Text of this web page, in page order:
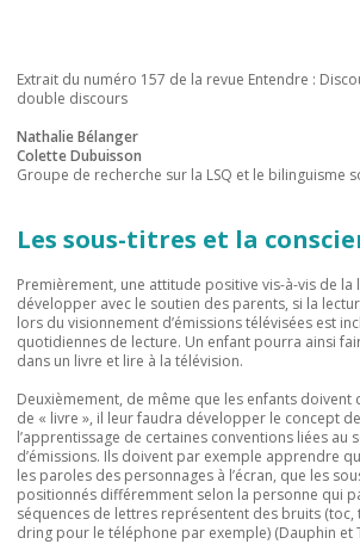
Extrait du numéro 157 de la revue Entendre :
double discours
Nathalie Bélanger
Colette Dubuisson
Groupe de recherche sur la LSQ et le bilinguisme
Les sous-titres et la
Premièrement, une attitude positive vis-à-vis de la
développer avec le soutien des parents, si la
lors du visionnement d’émissions télévisées est
quotidiennes de lecture. Un enfant pourra ainsi
dans un livre et lire à la télévision.
Deuxièmement, de même que les enfants
de « livre », il leur faudra développer le concept
l’apprentissage de certaines conventions liées au
d’émissions. Ils doivent par exemple apprendre
les paroles des personnages à l’écran, que les
positionnés différemment selon la personne qui
séquences de lettres représentent des bruits
dring pour le téléphone par exemple) (Dauphin et